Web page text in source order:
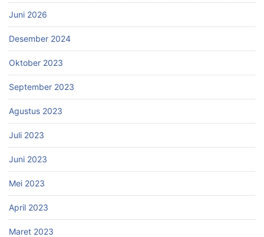
Juni 2026
Desember 2024
Oktober 2023
September 2023
Agustus 2023
Juli 2023
Juni 2023
Mei 2023
April 2023
Maret 2023